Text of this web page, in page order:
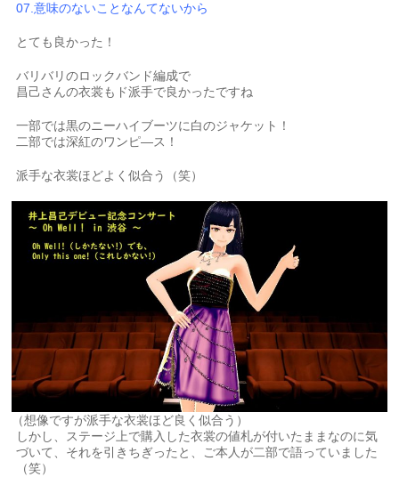
07.意味のないことなんてないから
とても良かった！
バリバリのロックバンド編成で
昌己さんの衣裳もド派手で良かったですね
一部では黒のニーハイブーツに白のジャケット！
二部では深紅のワンピ―ス！
派手な衣裳ほどよく似合う（笑）
（想像ですが派手な衣裳ほど良く似合う）
しかし、ステージ上で購入した衣裳の値札が付いたままなのに気
づいて、それを引きちぎったと、ご本人が二部で語っていました
（笑）